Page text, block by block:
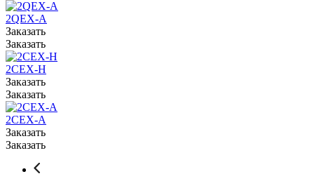
2QEX-A
Заказать
Заказать
2CEX-H
Заказать
Заказать
2CEX-A
Заказать
Заказать